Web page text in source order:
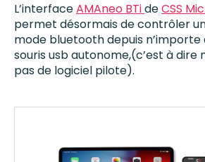
L’interfaceAMAneo BTideCSS
permet désormais de contrôler
mode bluetooth depuis
souris usb autonome,(c’est à dire
pas de logiciel pilote).